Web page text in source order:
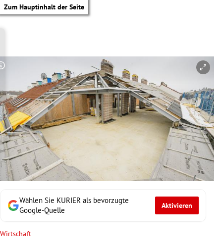
Zum Hauptinhalt der Seite
Untermenü
Untermenü
Wählen Sie KURIER als bevorzugte
Google-Quelle
Aktivieren
Wirtschaft
Copyright-Hinweis öffnen/schließen